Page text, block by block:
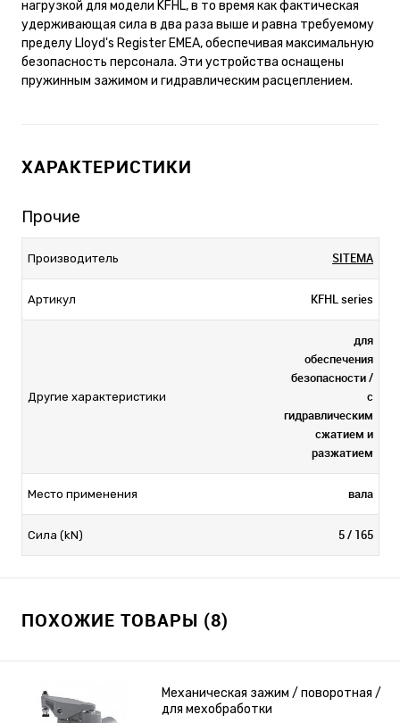
нагрузкой для модели KFHL, в то время как фактическая
удерживающая сила в два раза выше и равна требуемому
пределу Lloyd's Register EMEA, обеспечивая максимальную
безопасность персонала. Эти устройства оснащены
пружинным зажимом и гидравлическим расцеплением.
ХАРАКТЕРИСТИКИ
Прочие
Производитель SITEMA
Артикул KFHL series
Другие характеристики
для
обеспечения
безопасности /
с
гидравлическим
сжатием и
разжатием
Место применения вала
Сила (kN) 5 / 165
ПОХОЖИЕ ТОВАРЫ (8)
Механическая зажим / поворотная /
для мехобработки